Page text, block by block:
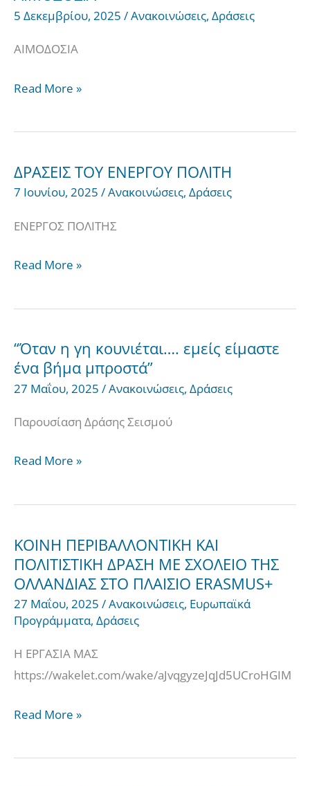
5 Δεκεμβρίου, 2025 /Ανακοινώσεις, Δράσεις
ΑΙΜΟΔΟΣΙΑ
Read More »
ΔΡΑΣΕΙΣ ΤΟΥ ΕΝΕΡΓΟΥ ΠΟΛΙΤΗ
7 Ιουνίου, 2025 /Ανακοινώσεις, Δράσεις
ΕΝΕΡΓΟΣ ΠΟΛΙΤΗΣ
ΔΡΑΣΕΙΣ
ΤΟΥ
Read More »
“Όταν η γη κουνιέται…. εμείς είμαστε
ένα βήμα μπροστά”
27 Μαΐου, 2025 /Ανακοινώσεις, Δράσεις
Παρουσίαση Δράσης Σεισμού
“Όταν
η
γη
εμείς
είμαστε
Read More »
ΚΟΙΝΗ ΠΕΡΙΒΑΛΛΟΝΤΙΚΗ ΚΑΙ
ΠΟΛΙΤΙΣΤΙΚΗ ΔΡΑΣΗ ΜΕ ΣΧΟΛΕΙΟ ΤΗΣ
ΟΛΛΑΝΔΙΑΣ ΣΤΟ ΠΛΑΙΣΙΟ ERASMUS+
27 Μαΐου, 2025 /Ανακοινώσεις, Ευρωπαϊκά
Προγράμματα, Δράσεις
Η ΕΡΓΑΣΙΑ ΜΑΣ
https://wakelet.com/wake/aJvqgyzeJqJd5UCroHGIM
ΚΟΙΝΗ
ΠΕΡΙΒΑΛΛΟΝΤΙΚΗ
ΚΑΙ
ΠΟΛΙΤΙΣΤΙΚΗ
ΔΡΑΣΗ
ΜΕ
ΣΧΟΛΕΙΟ
ΟΛΛΑΝΔΙΑΣ
ΠΛΑΙΣΙΟ
Read More »